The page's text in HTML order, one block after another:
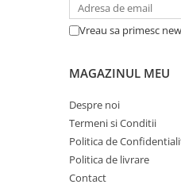
Vreau sa primesc
MAGAZINUL MEU
Despre noi
Termeni si Conditii
Politica de
Politica de livrare
Contact